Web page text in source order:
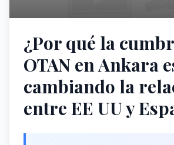
¿Por qué la
OTAN en Ankara
cambiando la
entre EE UU y